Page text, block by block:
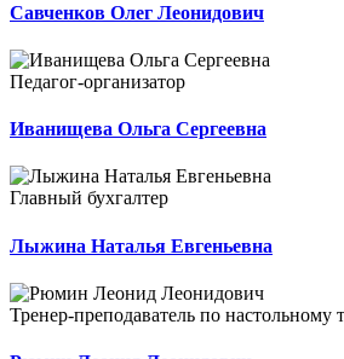
Савченков Олег Леонидович
Педагог-организатор
Иванищева Ольга Сергеевна
Главный бухгалтер
Лыжина Наталья Евгеньевна
Тренер-преподаватель по настольному